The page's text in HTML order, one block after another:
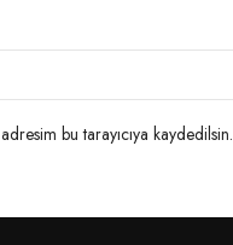
bu tarayıcıya kaydedilsin.